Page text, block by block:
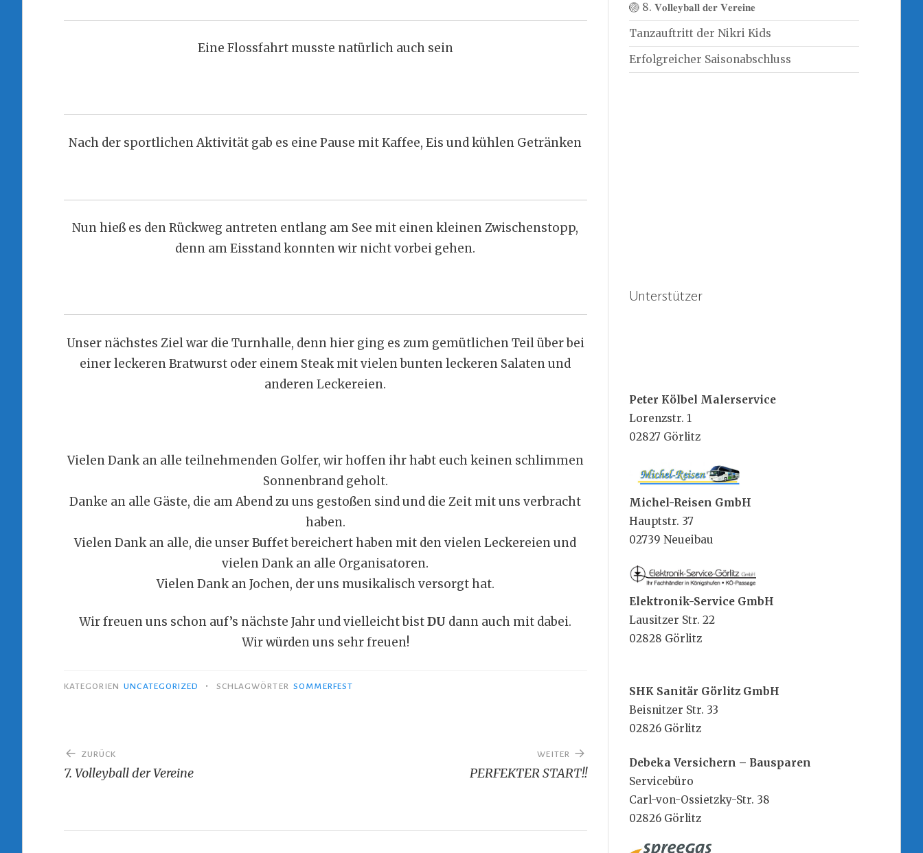
Eine Flossfahrt musste natürlich auch sein
Nach der sportlichen Aktivität gab es eine Pause mit Kaffee, Eis und kühlen Getränken
Nun hieß es den Rückweg antreten entlang am See mit einen kleinen Zwischenstopp,
denn am Eisstand konnten wir nicht vorbei gehen.
Unser nächstes Ziel war die Turnhalle, denn hier ging es zum gemütlichen Teil über bei
einer leckeren Bratwurst oder einem Steak mit vielen bunten leckeren Salaten und
anderen Leckereien.
Vielen Dank an alle teilnehmenden Golfer, wir hoffen ihr habt euch keinen schlimmen
Sonnenbrand geholt.
Danke an alle Gäste, die am Abend zu uns gestoßen sind und die Zeit mit uns verbracht
haben.
Vielen Dank an alle, die unser Buffet bereichert haben mit den vielen Leckereien und
vielen Dank an alle Organisatoren.
Vielen Dank an Jochen, der uns musikalisch versorgt hat.
Wir freuen uns schon auf’s nächste Jahr und vielleicht bistDU dann auch mit dabei.
Wir würden uns sehr freuen!
KATEGORIEN UNCATEGORIZED • SCHLAGWÖRTER SOMMERFEST
Beitragsnavigation
ZURÜCK
7. Volleyball der Vereine
WEITER
PERFEKTER START!!
🏐 8. 𝐕𝐨𝐥𝐥𝐞𝐲𝐛𝐚𝐥𝐥 𝐝𝐞𝐫 𝐕𝐞𝐫𝐞𝐢𝐧𝐞
Tanzauftritt der Nikri Kids
Erfolgreicher Saisonabschluss
Unterstützer
Peter Kölbel Malerservice
Lorenzstr. 1
02827 Görlitz
Michel-Reisen GmbH
Hauptstr. 37
02739 Neueibau
Elektronik-Service GmbH
Lausitzer Str. 22
02828 Görlitz
SHK Sanitär Görlitz GmbH
Beisnitzer Str. 33
02826 Görlitz
Debeka Versichern – Bausparen
Servicebüro
Carl-von-Ossietzky-Str. 38
02826 Görlitz